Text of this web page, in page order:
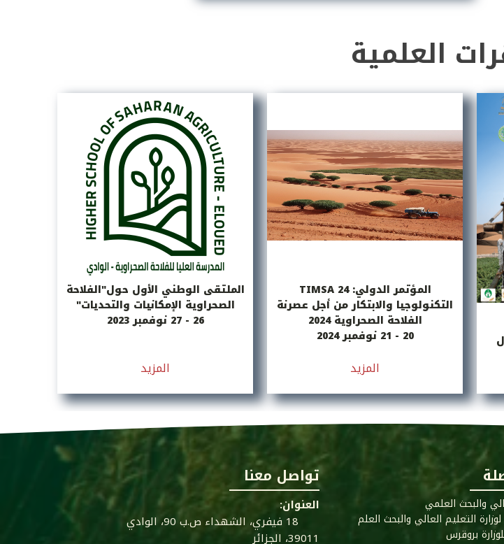
العلمية
الملتقى الوطني الأول حول"الفلاحة
الصحراوية الإمكانيات والتحديات"
26 - 27 نوفمبر 2023
المزيد
المؤتمر الدولي: TIMSA 24
التكنولوجيا والابتكار من أجل عصرنة
الفلاحة الصحراوية 2024
20 - 21 نوفمبر 2024
المزيد
تواصل معنا
العنوان:
18 فيفري، الشهداء ص.ب 90، الوادي
39011، الجزائر